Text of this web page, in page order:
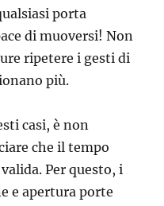
porta
di muoversi! Non
ripetere i gesti di
più.
casi, è non
che il tempo
Per questo, i
e apertura porte